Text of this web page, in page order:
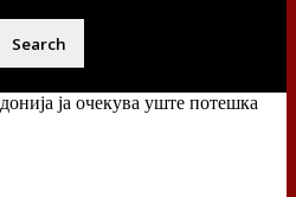
ја очекува уште потешка